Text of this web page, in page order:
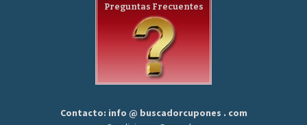
Preguntas Frecuentes
Contacto: info @ buscadorcupones . com